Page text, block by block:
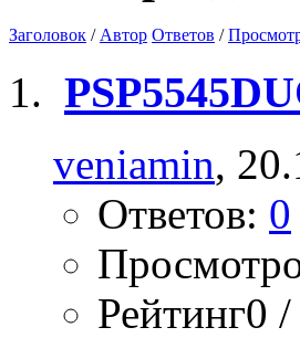
Заголовок / Автор Ответов /
veniamin,
Ответов: 0
Рейтинг0 /